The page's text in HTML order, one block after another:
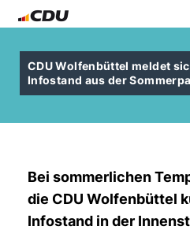
CDU Wolfenbüttel meldet
Infostand aus der
Bei sommerlichen
die CDU Wolfenbüttel
Infostand in der